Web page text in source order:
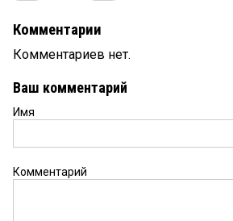
Комментарии
Комментариев нет.
Ваш комментарий
Имя
Комментарий